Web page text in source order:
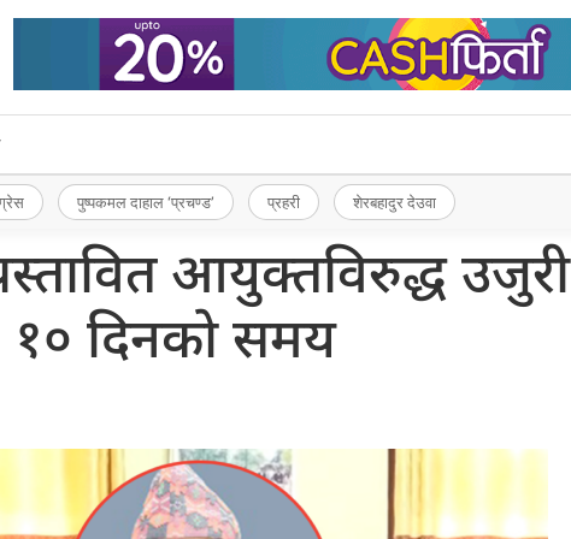
पुष्पकमल दाहाल ‘प्रचण्ड’ प्रहरी शेरबहादुर देउवा
आयुक्तविरुद्ध उजुरी
दिनको समय